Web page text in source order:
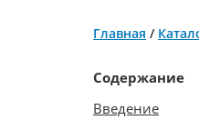
Главная /
Содержание
Введение